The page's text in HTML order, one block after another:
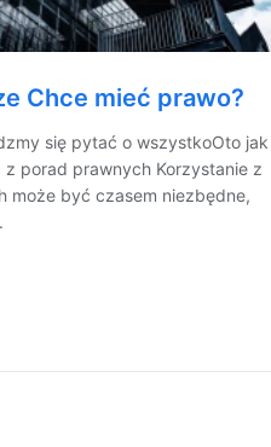
Chce mieć prawo?
się pytać o wszystkoOto jak
porad prawnych Korzystanie z
może być czasem niezbędne,